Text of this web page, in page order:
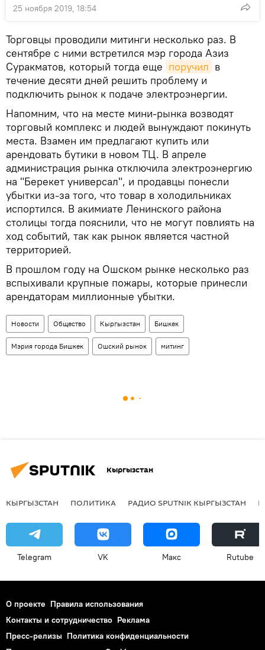
25 ноября 2019, 18:54
Торговцы проводили митинги несколько раз. В
сентябре с ними встретился мэр города Азиз
Суракматов, который тогда еще поручил в
течение десяти дней решить проблему и
подключить рынок к подаче электроэнергии.
Напомним, что на месте мини-рынка возводят
торговый комплекс и людей вынуждают покинуть
места. Взамен им предлагают купить или
арендовать бутики в новом ТЦ. В апреле
администрация рынка отключила электроэнергию
на "Берекет универсал", и продавцы понесли
убытки из-за того, что товар в холодильниках
испортился. В акимиате Ленинского района
столицы тогда пояснили, что не могут повлиять на
ход событий, так как рынок является частной
территорией.
В прошлом году на Ошском рынке несколько раз
вспыхивали крупные пожары, которые принесли
арендаторам миллионные убытки.
Новости Общество Кыргызстан Бишкек
Мэрия города Бишкек Ошский рынок митинг
Кыргызстан
КЫРГЫЗСТАН ПОЛИТИКА РАДИО SPUTNIK КЫРГЫЗСТАН
Telegram VK Макс Rutube
О проекте Правила использования
Контакты и сотрудничество Реклама
Пресс-релизы Политика конфиденциальности